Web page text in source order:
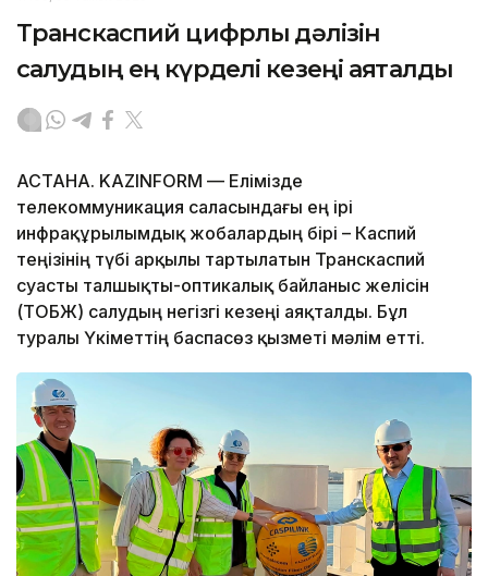
Транскаспий цифрлық дәлізін
салудың ең күрделі кезеңі аяқталды
АСТАНА. KAZINFORM — Елімізде
телекоммуникация саласындағы ең ірі
инфрақұрылымдық жобалардың бірі – Каспий
теңізінің түбі арқылы тартылатын Транскаспий
суасты талшықты-оптикалық байланыс желісін
(ТОБЖ) салудың негізгі кезеңі аяқталды. Бұл
туралы Үкіметтің баспасөз қызметі мәлім етті.